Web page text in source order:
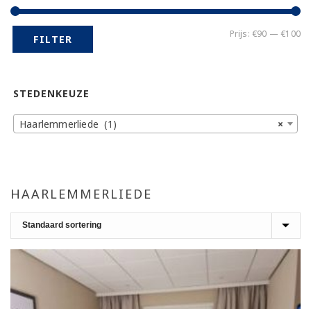
HAARLEMMERLIEDE
FILTER Prijs: €90 —€100
STEDENKEUZE
×
Haarlemmerliede (1)